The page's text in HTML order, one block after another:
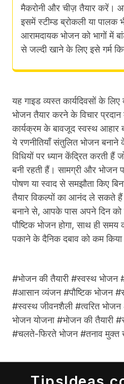
मैकरोनी और चीज़ तैयार करें।
इसमें स्टीम्ड ब्रोकली या पालक
आरामदायक भोजन को भागों में
से जल्दी खाने के लिए इसे गर्म
यह गाइड व्यस्त कार्यदिवसों के लिए
भोजन तैयार करने के विचार
कार्यक्रम के बावजूद स्वस्थ आहार
ये रणनीतियाँ संतुलित भोजन बनाने
विधियों पर ध्यान केंद्रित करती हैं
बनी रहती हैं। सामग्री और
पोषण या स्वाद से समझौता किए
तैयार विकल्पों का आनंद ले सकते
बनाने से, आपके पास अपने दिन को
पौष्टिक भोजन होगा, साथ ही
पकाने के दैनिक दबाव को कम
#भोजन की तैयारी #स्वस्थ भोजन
#आसान व्यंजन #पौष्टिक भोजन
#स्वस्थ जीवनशैली #त्वरित भोजन
भोजन योजना #भोजन की
#चलते-फिरते भोजन #तनाव मुक्त